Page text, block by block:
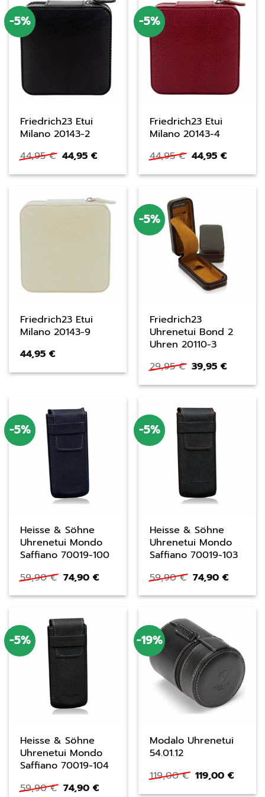
-5%
Friedrich23 Etui
Milano 20143-2
44,95€ Ursprünglicher
Preis
war:
44,95€Aktueller
ist:
-5%
Friedrich23 Etui
Milano 20143-4
44,95€ Ursprünglicher
Preis
war:
44,95€
ist:
Friedrich23 Etui
Milano 20143-9
44,95€
-5%
Friedrich23
Uhrenetui Bond 2
Uhren 20110-3
29,95€ Ursprünglicher
Preis
war:
39,95€
ist:
-5%
Heisse & Söhne
Uhrenetui Mondo
Saffiano 70019-100
59,90€ Ursprünglicher
Preis
war:
74,90€Aktueller
ist:
-5%
Heisse & Söhne
Uhrenetui Mondo
Saffiano 70019-103
59,90€ Ursprünglicher
Preis
war:
74,90€
ist:
-5%
Heisse & Söhne
Uhrenetui Mondo
Saffiano 70019-104
59,90€ Ursprünglicher
74,90€Aktueller
-19%
Modalo Uhrenetui
54.01.12
119,00€ Ursprünglicher
Preis
war:
119,00€
ist: